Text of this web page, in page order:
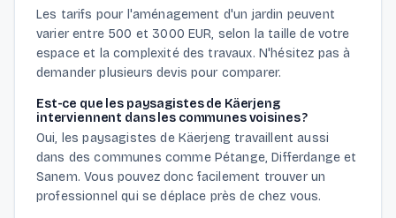
Les tarifs pour l'aménagement d'un jardin peuvent
varier entre 500 et 3000 EUR, selon la taille de votre
espace et la complexité des travaux. N'hésitez pas à
demander plusieurs devis pour comparer.
Est-ce que les paysagistes de Käerjeng
interviennent dans les communes voisines ?
Oui, les paysagistes de Käerjeng travaillent aussi
dans des communes comme Pétange, Differdange et
Sanem. Vous pouvez donc facilement trouver un
professionnel qui se déplace près de chez vous.